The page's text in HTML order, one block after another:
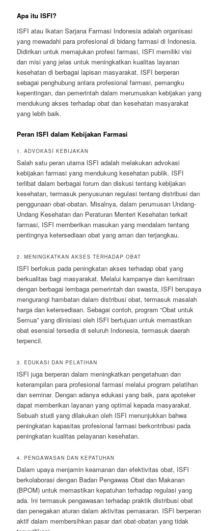
Apa itu ISFI?
ISFI atau Ikatan Sarjana Farmasi Indonesia adalah organisasi
yang mewadahi para profesional di bidang farmasi di Indonesia.
Didirikan untuk memajukan profesi farmasi, ISFI memiliki visi
dan misi yang jelas untuk meningkatkan kualitas layanan
kesehatan di berbagai lapisan masyarakat. ISFI berperan
sebagai penghubung antara profesional farmasi, pemangku
kepentingan, dan pemerintah dalam merumuskan kebijakan yang
mendukung akses terhadap obat dan kesehatan masyarakat
yang lebih baik.
Peran ISFI dalam Kebijakan Farmasi
1. ADVOKASI KEBIJAKAN
Salah satu peran utama ISFI adalah melakukan advokasi
kebijakan farmasi yang mendukung kesehatan publik. ISFI
terlibat dalam berbagai forum dan diskusi tentang kebijakan
kesehatan, termasuk penyusunan regulasi tentang distribusi dan
penggunaan obat-obatan. Misalnya, dalam perumusan Undang-
Undang Kesehatan dan Peraturan Menteri Kesehatan terkait
farmasi, ISFI memberikan masukan yang mendalam tentang
pentingnya ketersediaan obat yang aman dan terjangkau.
2. MENINGKATKAN AKSES TERHADAP OBAT
ISFI berfokus pada peningkatan akses terhadap obat yang
berkualitas bagi masyarakat. Melalui kampanye dan kemitraan
dengan berbagai lembaga pemerintah dan swasta, ISFI berupaya
mengurangi hambatan dalam distribusi obat, termasuk masalah
harga dan ketersediaan. Sebagai contoh, program “Obat untuk
Semua” yang diinisiasi oleh ISFI bertujuan untuk memastikan
obat esensial tersedia di seluruh Indonesia, termasuk daerah
terpencil.
3. EDUKASI DAN PELATIHAN
ISFI juga berperan dalam meningkatkan pengetahuan dan
keterampilan para profesional farmasi melalui program pelatihan
dan seminar. Dengan adanya edukasi yang baik, para apoteker
dapat memberikan layanan yang optimal kepada masyarakat.
Sebuah studi yang dilakukan oleh ISFI menunjukkan bahwa
peningkatan kapasitas profesional farmasi berkontribusi pada
peningkatan kualitas pelayanan kesehatan.
4. PENGAWASAN DAN KEPATUHAN
Dalam upaya menjamin keamanan dan efektivitas obat, ISFI
berkolaborasi dengan Badan Pengawas Obat dan Makanan
(BPOM) untuk memastikan kepatuhan terhadap regulasi yang
ada. Ini termasuk pengawasan terhadap praktik distribusi obat
dan penegakan aturan dalam aktivitas pemasaran. ISFI berperan
aktif dalam membersihkan pasar dari obat-obatan yang tidak